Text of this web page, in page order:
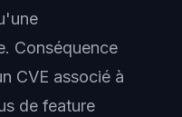
Conséquence
CVE associé à
de feature